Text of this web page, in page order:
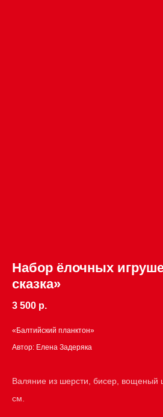
Набор ёлочных
сказка»
3 500 р.
«Балтийский планктон»
Автор: Елена Задеряка
Валяние из шерсти, бисер, вощеный
см.